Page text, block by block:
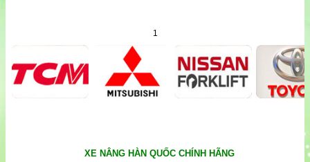
1
XE NÂNG HÀN QUỐC CHÍNH HÃNG